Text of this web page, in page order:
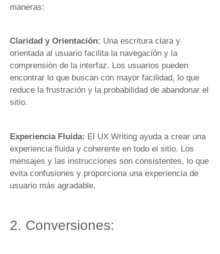
maneras:
Claridad y Orientación: Una escritura clara y
orientada al usuario facilita la navegación y la
comprensión de la interfaz. Los usuarios pueden
encontrar lo que buscan con mayor facilidad, lo que
reduce la frustración y la probabilidad de abandonar el
sitio.
Experiencia Fluida: El UX Writing ayuda a crear una
experiencia fluida y coherente en todo el sitio. Los
mensajes y las instrucciones son consistentes, lo que
evita confusiones y proporciona una experiencia de
usuario más agradable.
2. Conversiones: